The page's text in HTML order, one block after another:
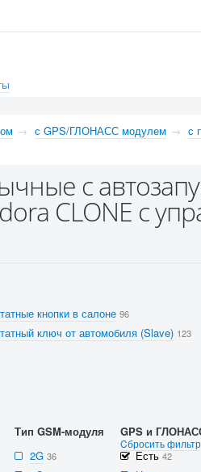
с GPS/ГЛОНАСС модулем
с
с
CLONE с
кнопки в салоне 96
ключ от автомобиля (Slave) 123
Тип GSM-модуля
2G 36
GPS и
Cбросить фильтр
Есть42